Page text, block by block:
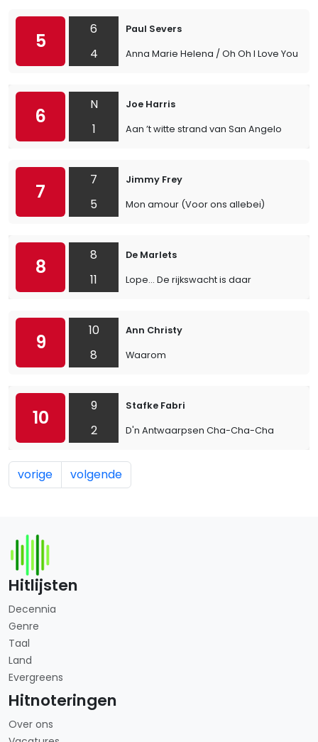
5
6
4
Paul Severs
Anna Marie Helena / Oh Oh I Love You So
6
N
1
Joe Harris
Aan ’t witte strand van San Angelo
7
7
5
Jimmy Frey
Mon amour (Voor ons allebei)
8
8
11
De Marlets
Lope… De rijkswacht is daar
9
10
8
Ann Christy
Waarom
10
9
2
Stafke Fabri
D'n Antwaarpsen Cha-Cha-Cha
vorige volgende
Hitlijsten
Decennia
Genre
Taal
Land
Evergreens
Hitnoteringen
Over ons